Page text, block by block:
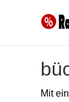
Mit